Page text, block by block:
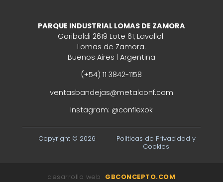
PARQUE INDUSTRIAL LOMAS DE ZAMORA
Garibaldi 2619 Lote 61, Lavallol.
Lomas de Zamora.
Buenos Aires | Argentina
(+54) 11 3842-1158
ventasbandejas@metalconf.com
Instagram: @conflexok
Copyright © 2026
Políticas de Privacidad y
Cookies
desarrollo web GBCONCEPTO.COM